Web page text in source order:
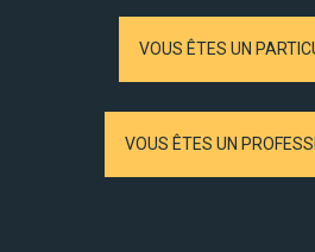
VOUS ÊTES UN
VOUS ÊTES UN